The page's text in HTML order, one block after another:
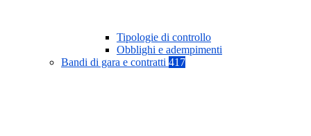
Tipologie di controllo
Obblighi e adempimenti
Bandi di gara e contratti 417